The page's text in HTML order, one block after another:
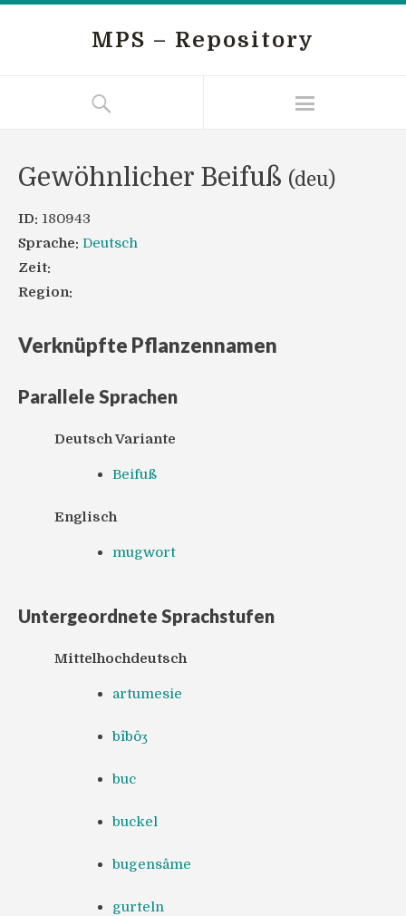
MPS – Repository
Gewöhnlicher Beifuß (deu)
ID: 180943
Sprache: Deutsch
Zeit:
Region:
Verknüpfte Pflanzennamen
Parallele Sprachen
Deutsch Variante
Beifuß
Englisch
mugwort
Untergeordnete Sprachstufen
Mittelhochdeutsch
artumesie
bîbôʒ
buc
buckel
bugensâme
gurteln